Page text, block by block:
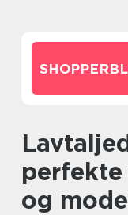
Lavtaljede jeans – det
og